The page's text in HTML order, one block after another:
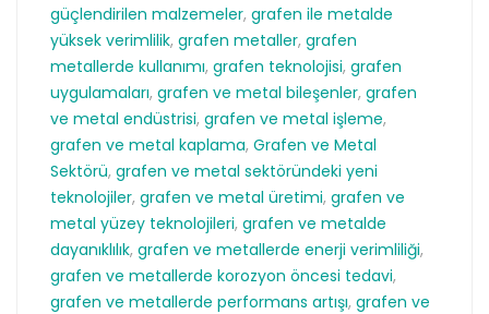
güçlendirilen malzemeler, grafen ile metalde
yüksek verimlilik, grafen metaller, grafen
metallerde kullanımı, grafen teknolojisi, grafen
uygulamaları, grafen ve metal bileşenler, grafen
ve metal endüstrisi, grafen ve metal işleme,
grafen ve metal kaplama, Grafen ve Metal
Sektörü, grafen ve metal sektöründeki yeni
teknolojiler, grafen ve metal üretimi, grafen ve
metal yüzey teknolojileri, grafen ve metalde
dayanıklılık, grafen ve metallerde enerji verimliliği,
grafen ve metallerde korozyon öncesi tedavi,
grafen ve metallerde performans artışı, grafen ve